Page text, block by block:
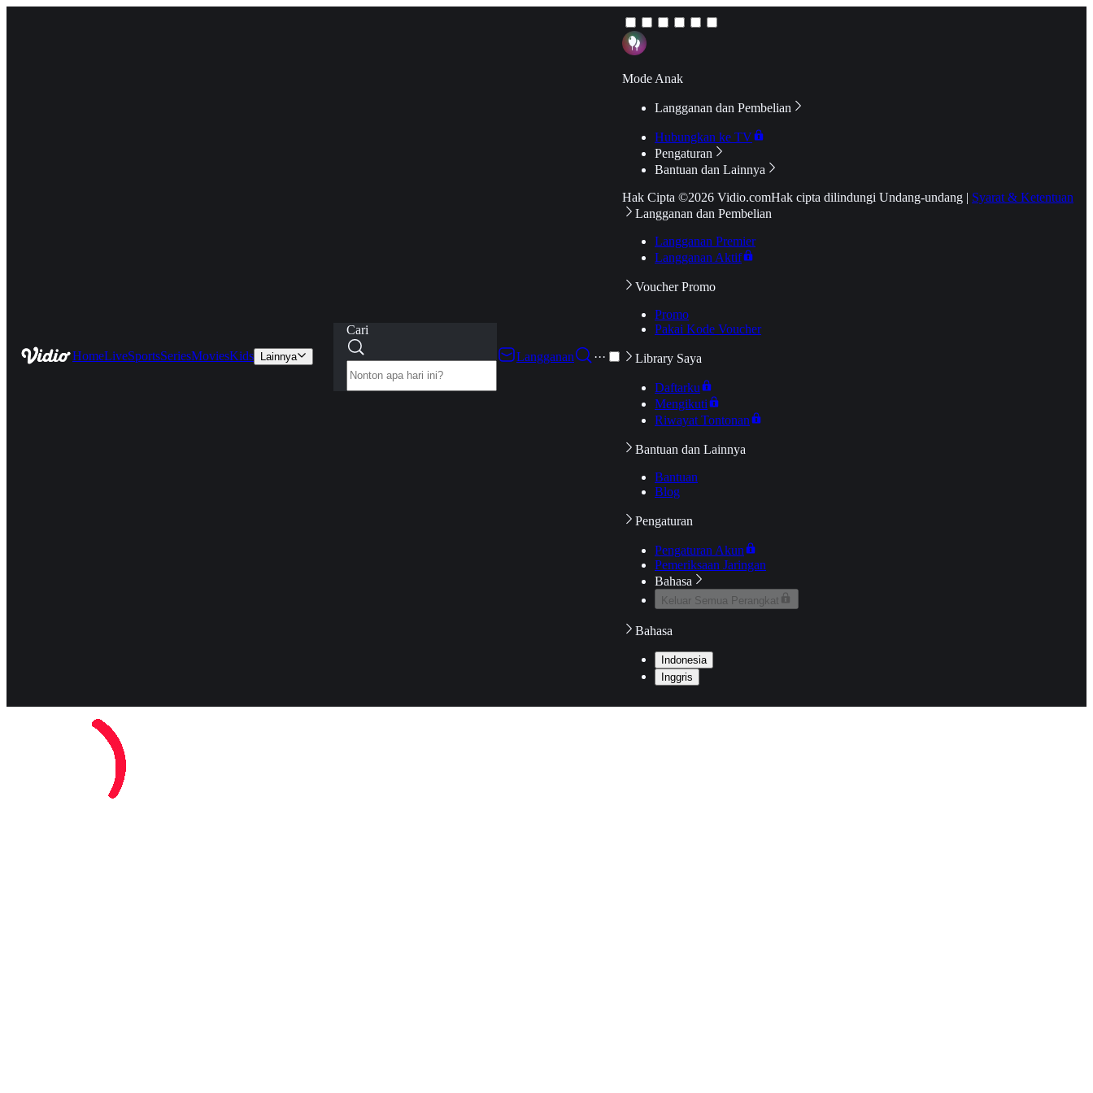
HomeLiveSportsSeriesMoviesKids Lainnya
Cari
Langganan
···
Mode Anak
Langganan dan Pembelian
Hubungkan ke TV
Pengaturan
Bantuan dan Lainnya
Hak Cipta ©2026 Vidio.comHak cipta dilindungi Undang-undang | Syarat & Ketentuan
Langganan dan Pembelian
Langganan Premier
Langganan Aktif
Voucher Promo
Promo
Pakai Kode Voucher
Library Saya
Daftarku
Mengikuti
Riwayat Tontonan
Bantuan dan Lainnya
Bantuan
Blog
Pengaturan
Pengaturan Akun
Pemeriksaan Jaringan
Bahasa
Keluar Semua Perangkat
Bahasa
Indonesia
Inggris